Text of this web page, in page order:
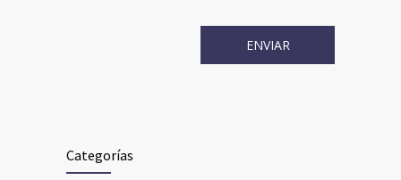
Categorías